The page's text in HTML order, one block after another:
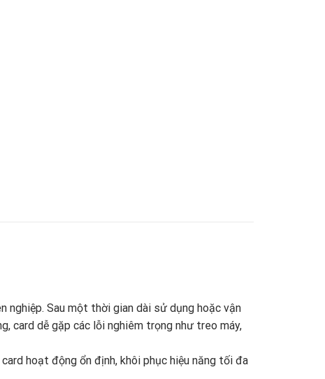
nghiệp. Sau một thời gian dài sử dụng hoặc vận
card dễ gặp các lỗi nghiêm trọng như treo máy,
hoạt động ổn định, khôi phục hiệu năng tối đa